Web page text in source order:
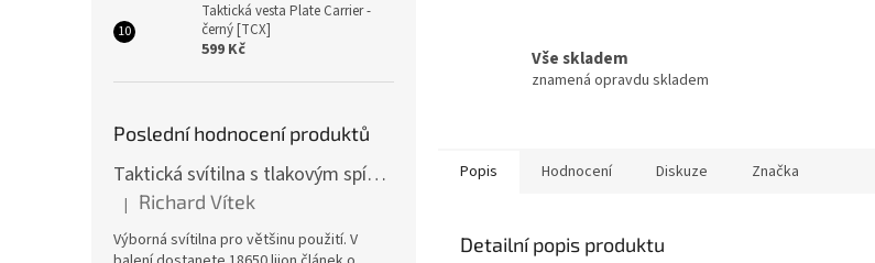
Taktická vesta Plate Carrier -
černý [TCX]
599 Kč
Poslední hodnocení produktů
Taktická svítilna s tlakovým spínačem [TCX]
Hodnocení produktu je 5 z 5 hvězdiček.
| Richard Vítek
Výborná svítilna pro většinu použití. V
Vše skladem
znamená opravdu skladem
Popis Hodnocení Diskuze Značka
Detailní popis produktu